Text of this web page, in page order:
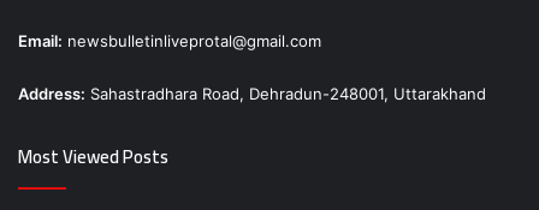
Email: newsbulletinliveprotal@gmail.com
Address: Sahastradhara Road, Dehradun-248001, Uttarakhand
Most Viewed Posts